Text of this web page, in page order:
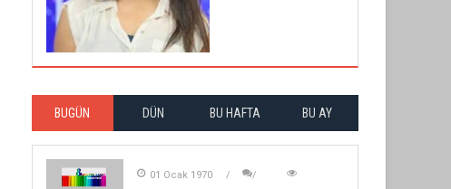
BUGÜN DÜN BU HAFTA BU AY
01 Ocak 1970